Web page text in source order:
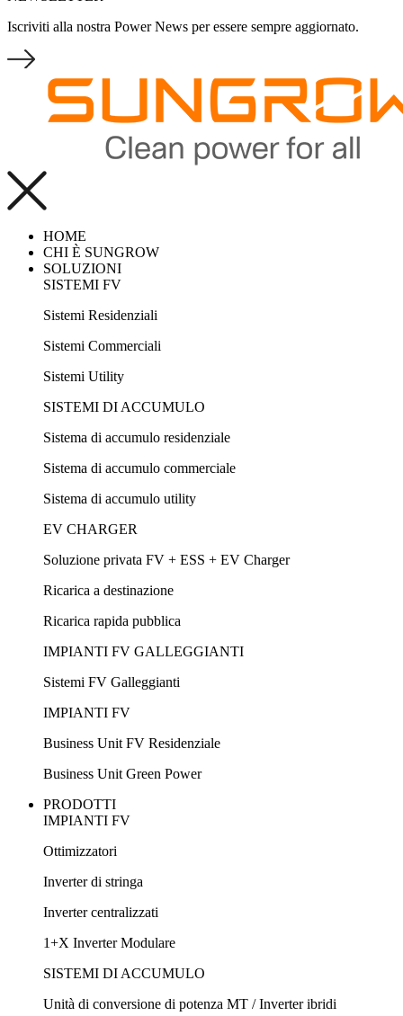
Iscriviti alla nostra Power News per essere sempre aggiornato.
HOME
CHI È SUNGROW
SOLUZIONI
SISTEMI FV
Sistemi Residenziali
Sistemi Commerciali
Sistemi Utility
SISTEMI DI ACCUMULO
Sistema di accumulo residenziale
Sistema di accumulo commerciale
Sistema di accumulo utility
EV CHARGER
Soluzione privata FV + ESS + EV Charger
Ricarica a destinazione
Ricarica rapida pubblica
IMPIANTI FV GALLEGGIANTI
Sistemi FV Galleggianti
IMPIANTI FV
Business Unit FV Residenziale
Business Unit Green Power
PRODOTTI
IMPIANTI FV
Ottimizzatori
Inverter di stringa
Inverter centralizzati
1+X Inverter Modulare
SISTEMI DI ACCUMULO
Unità di conversione di potenza MT / Inverter ibridi